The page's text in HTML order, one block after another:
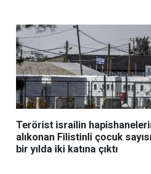
Terörist israilin
alıkonan Filistinli çocuk
bir yılda iki katına çıktı